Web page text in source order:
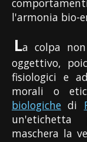
l'armonia bio-
La colpa
oggettivo,
fisiologici e
morali o
biologiche di
maschera la